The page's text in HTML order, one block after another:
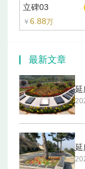
立碑03
￥6.88万
最新文章
延
延